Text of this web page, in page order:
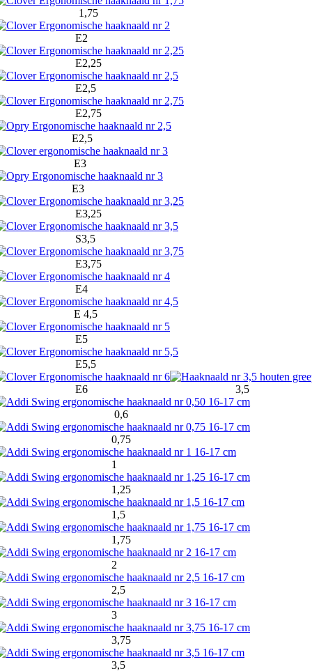
1,75
E2
E2,25
E2,5
E2,75
E2,5
E3
E3
E3,25
S3,5
E3,75
E4
E 4,5
E5
E5,5
E6 3,5
0,6
0,75
1
1,25
1,5
1,75
2
2,5
3
3,75
3,5